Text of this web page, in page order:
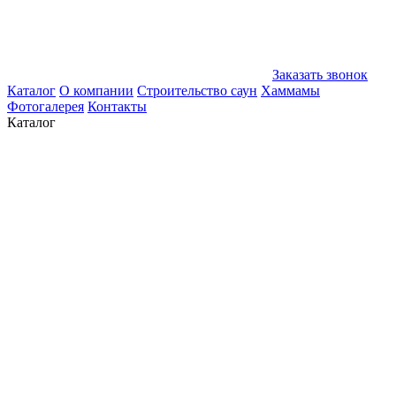
Заказать звонок
Каталог О компании Строительство саун Хаммамы
Фотогалерея Контакты
Каталог